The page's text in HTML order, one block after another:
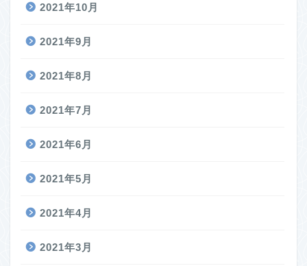
2021年10月
2021年9月
2021年8月
2021年7月
2021年6月
2021年5月
2021年4月
2021年3月